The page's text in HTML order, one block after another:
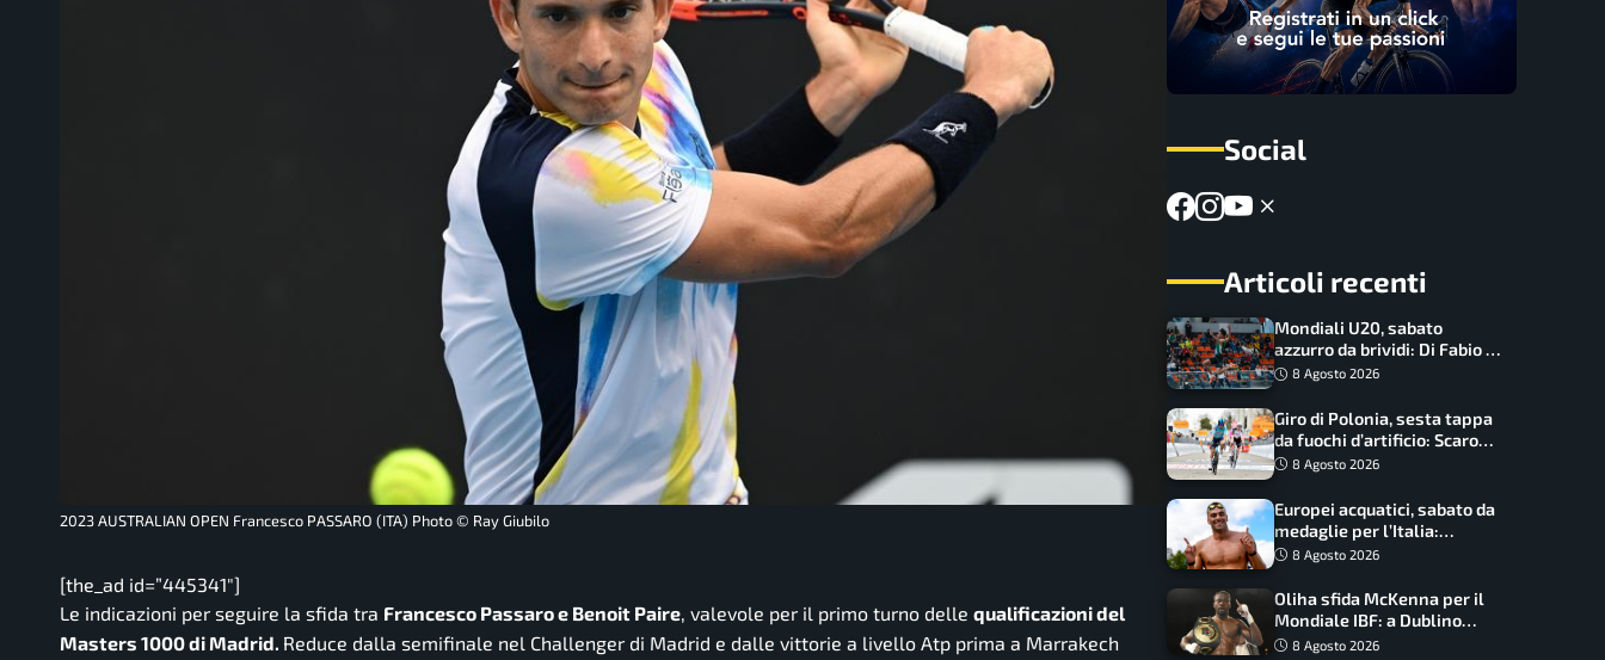
2023 AUSTRALIAN OPEN Francesco PASSARO (ITA) Photo © Ray Giubilo
[the_ad id=”445341″]
Le indicazioni per seguire la sfida tra Francesco Passaro e Benoit Paire, valevole per il primo turno delle qualificazioni del
Masters 1000 di Madrid. Reduce dalla semifinale nel Challenger di Madrid e dalle vittorie a livello Atp prima a Marrakech
Social
Articoli recenti
Mondiali U20, sabato
azzurro da brividi: Di Fabio e
Inzoli sognano le medaglie,
8 Agosto 2026
Giro di Polonia, sesta tappa
da fuochi d’artificio: Scaroni
può attaccare la maglia di
8 Agosto 2026
Europei acquatici, sabato da
medaglie per l’Italia:
Paltrinieri guida la staffetta,
grandi altezze
8 Agosto 2026
Oliha sfida McKenna per il
Mondiale IBF: a Dublino
serve l’impresa nella tana
8 Agosto 2026